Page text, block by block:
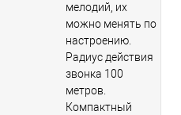
мелодий, их
можно менять по
настроению.
Радиус действия
звонка 100
метров.
Компактный